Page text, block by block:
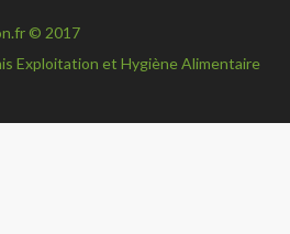
© 2017
Exploitation et Hygiène Alimentaire